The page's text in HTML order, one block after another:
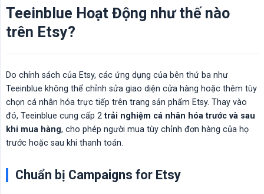
Teeinblue Hoạt Động như thế nào
trên Etsy?
Do chính sách của Etsy, các ứng dụng của bên thứ ba như
Teeinblue không thể chỉnh sửa giao diện cửa hàng hoặc thêm tùy
chọn cá nhân hóa trực tiếp trên trang sản phẩm Etsy. Thay vào
đó, Teeinblue cung cấp 2trải nghiệm cá nhân hóa trước và sau
khi mua hàng, cho phép người mua tùy chỉnh đơn hàng của họ
trước hoặc sau khi thanh toán.
Chuẩn bị Campaigns for Etsy